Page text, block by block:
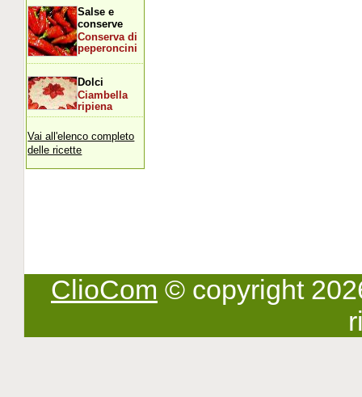
Salse e
conserve
Conserva di
peperoncini
Dolci
Ciambella
ripiena
Vai all'elenco completo
delle ricette
ClioCom © copyright